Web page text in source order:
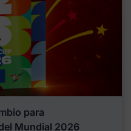
para
Mundial 2026